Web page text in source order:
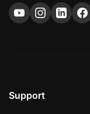
Support